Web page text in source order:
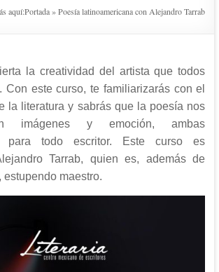
aquí:Portada»Poesía latinoamericana con Alejandro Tarrab
la creatividad del artista que todos
Con este curso, te familiarizarás con el
la literatura y sabrás que la poesía nos
imágenes y emoción, ambas
para todo escritor. Este curso es
Tarrab, quien es, además de
maestro.